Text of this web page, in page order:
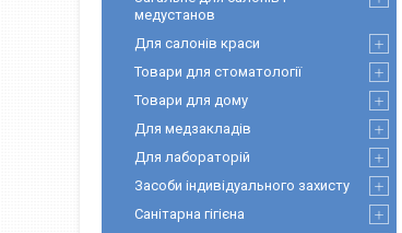
медустанов
Для салонів краси
Товари для стоматології
Товари для дому
Для медзакладів
Для лабораторій
Засоби індивідуального захисту
Санітарна гігієна